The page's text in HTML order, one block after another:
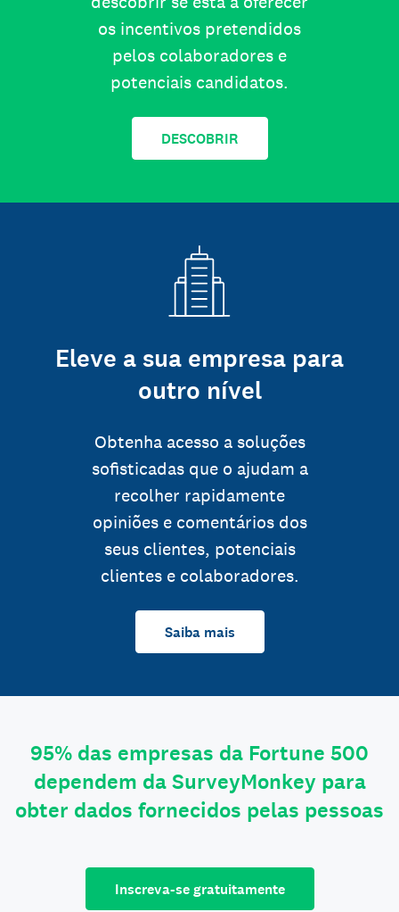
os incentivos pretendidos
pelos colaboradores e
potenciais candidatos.
DESCOBRIR
Eleve a sua empresa para
outro nível
Obtenha acesso a soluções
sofisticadas que o ajudam a
recolher rapidamente
opiniões e comentários dos
seus clientes, potenciais
clientes e colaboradores.
Saiba mais
95% das empresas da Fortune 500
dependem da SurveyMonkey para
obter dados fornecidos pelas pessoas
Inscreva-se gratuitamente